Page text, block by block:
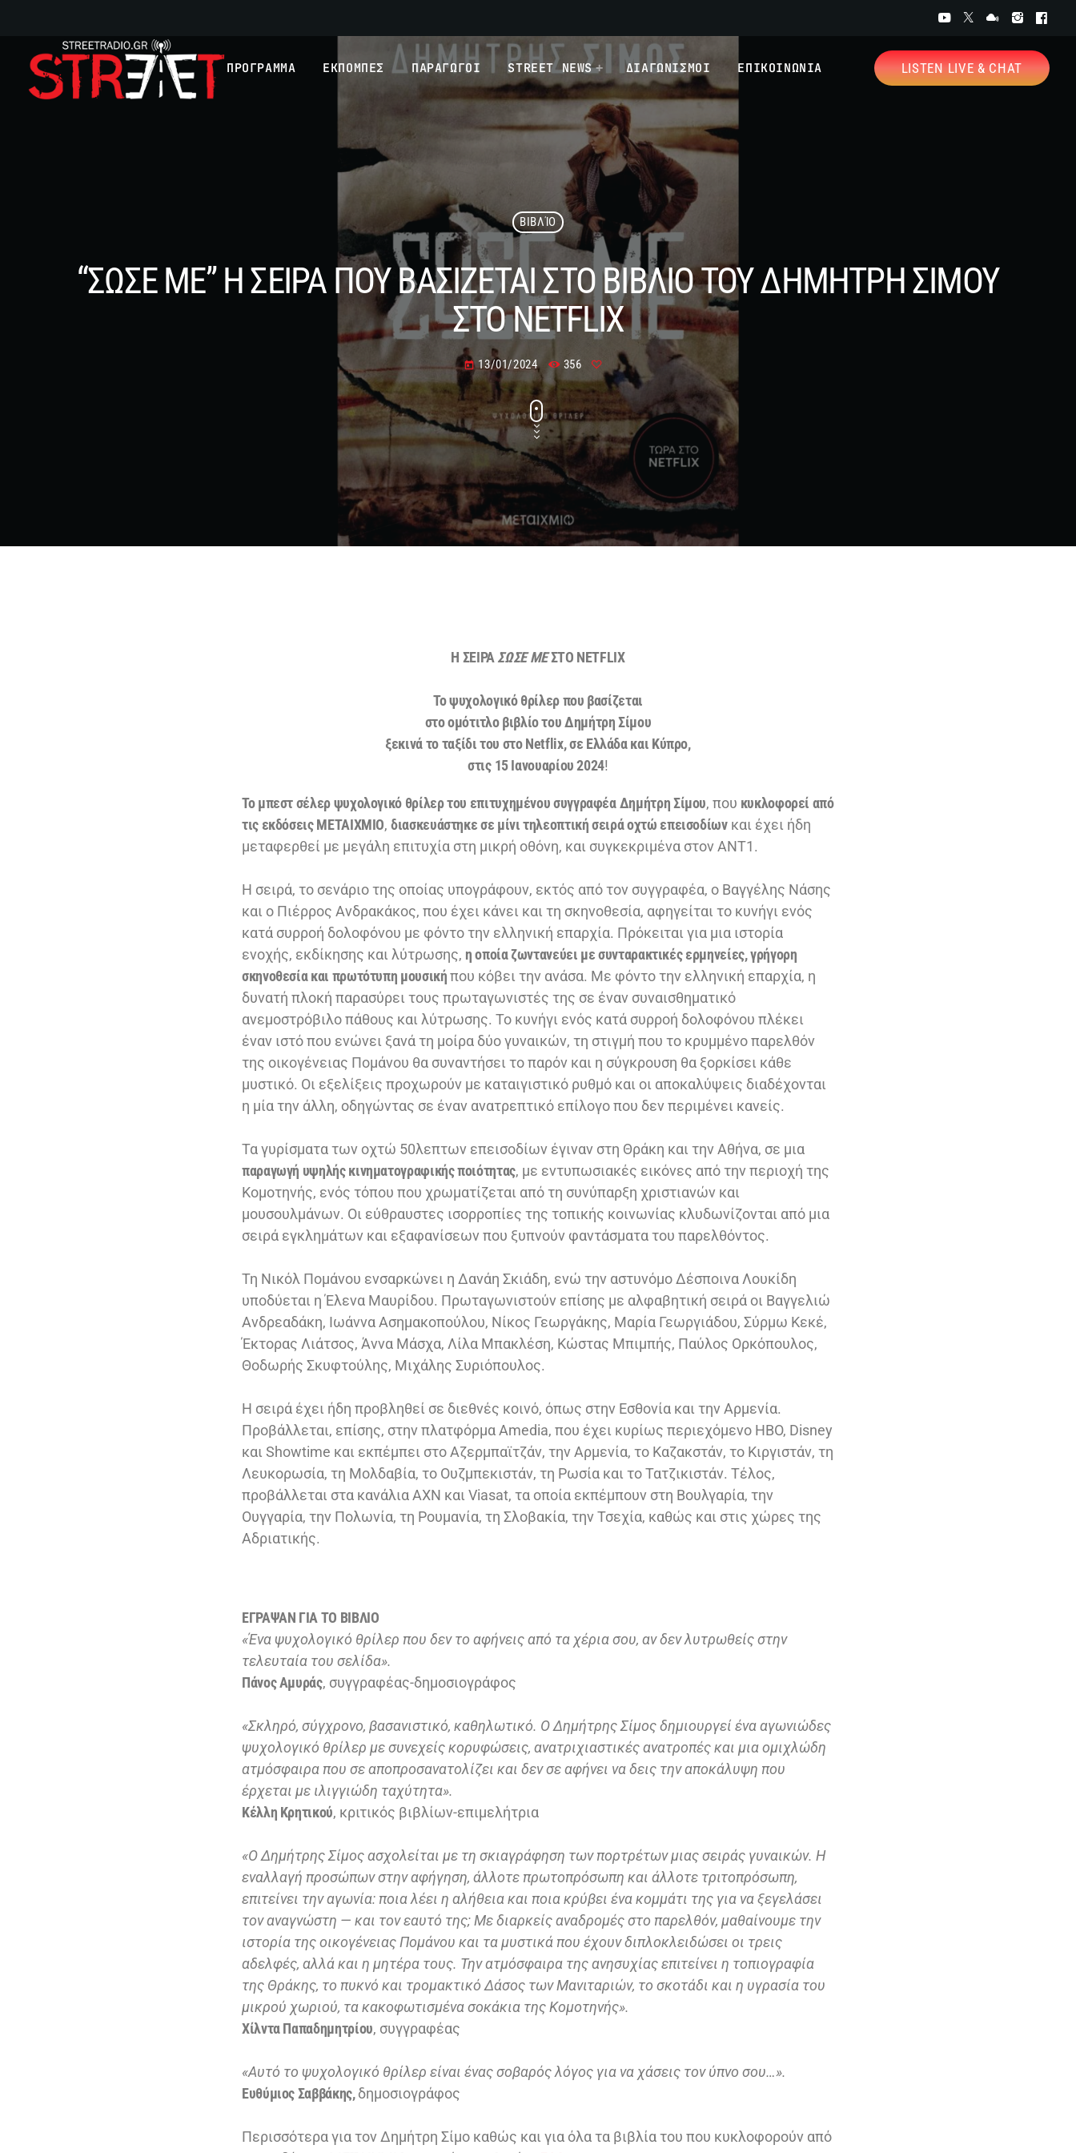
ΠΡΟΓΡΑΜΜΑ ΕΚΠΟΜΠΕΣ ΠΑΡΑΓΩΓΟΙ STREET NEWS ΔΙΑΓΩΝΙΣΜΟΙ ΕΠΙΚΟΙΝΩΝΙΑ LISTEN LIVE & CHAT
ΒΙΒΛΊΟ
“ΣΩΣΕ ΜΕ” Η ΣΕΙΡΑ ΠΟΥ ΒΑΣΙΖΕΤΑΙ ΣΤΟ ΒΙΒΛΙΟ ΤΟΥ ΔΗΜΗΤΡΗ ΣΙΜΟΥ
ΣΤΟ NETFLIX
today 13/01/2024 356
Η ΣΕΙΡΑ ΣΩΣΕ ΜΕΣΤΟ NETFLIX
Το ψυχολογικό θρίλερ που βασίζεται
στο ομότιτλο βιβλίο του Δημήτρη Σίμου
ξεκινά το ταξίδι του στο Netflix, σε Ελλάδα και Κύπρο,
στις 15 Ιανουαρίου 2024!
Το μπεστ σέλερ ψυχολογικό θρίλερ του επιτυχημένου συγγραφέα Δημήτρη Σίμου, που κυκλοφορεί από
τις εκδόσεις ΜΕΤΑΙΧΜΙΟ,διασκευάστηκε σε μίνι τηλεοπτική σειρά οχτώ επεισοδίωνκαι έχει ήδη
μεταφερθεί με μεγάλη επιτυχία στη μικρή οθόνη, και συγκεκριμένα στον ΑΝΤ1.
Η σειρά, το σενάριο της οποίας υπογράφουν, εκτός από τον συγγραφέα, ο Βαγγέλης Νάσης
και ο Πιέρρος Ανδρακάκος, που έχει κάνει και τη σκηνοθεσία, αφηγείται το κυνήγι ενός
κατά συρροή δολοφόνου με φόντο την ελληνική επαρχία. Πρόκειται για μια ιστορία
ενοχής, εκδίκησης και λύτρωσης, η οποία ζωντανεύει με συνταρακτικές ερμηνείες, γρήγορη
σκηνοθεσία και πρωτότυπη μουσικήπου κόβει την ανάσα. Με φόντο την ελληνική επαρχία, η
δυνατή πλοκή παρασύρει τους πρωταγωνιστές της σε έναν συναισθηματικό
ανεμοστρόβιλο πάθους και λύτρωσης. Το κυνήγι ενός κατά συρροή δολοφόνου πλέκει
έναν ιστό που ενώνει ξανά τη μοίρα δύο γυναικών, τη στιγμή που το κρυμμένο παρελθόν
της οικογένειας Πομάνου θα συναντήσει το παρόν και η σύγκρουση θα ξορκίσει κάθε
μυστικό. Οι εξελίξεις προχωρούν με καταιγιστικό ρυθμό και οι αποκαλύψεις διαδέχονται
η μία την άλλη, οδηγώντας σε έναν ανατρεπτικό επίλογο που δεν περιμένει κανείς.
Τα γυρίσματα των οχτώ 50λεπτων επεισοδίων έγιναν στη Θράκη και την Αθήνα, σε μια
παραγωγή υψηλής κινηματογραφικής ποιότητας, με εντυπωσιακές εικόνες από την περιοχή της
Κομοτηνής, ενός τόπου που χρωματίζεται από τη συνύπαρξη χριστιανών και
μουσουλμάνων. Οι εύθραυστες ισορροπίες της τοπικής κοινωνίας κλυδωνίζονται από μια
σειρά εγκλημάτων και εξαφανίσεων που ξυπνούν φαντάσματα του παρελθόντος.
Τη Νικόλ Πομάνου ενσαρκώνει η Δανάη Σκιάδη, ενώ την αστυνόμο Δέσποινα Λουκίδη
υποδύεται η Έλενα Μαυρίδου. Πρωταγωνιστούν επίσης με αλφαβητική σειρά οι Βαγγελιώ
Ανδρεαδάκη, Ιωάννα Ασημακοπούλου, Νίκος Γεωργάκης, Μαρία Γεωργιάδου, Σύρμω Κεκέ,
Έκτορας Λιάτσος, Άννα Μάσχα, Λίλα Μπακλέση, Κώστας Μπιμπής, Παύλος Ορκόπουλος,
Θοδωρής Σκυφτούλης, Μιχάλης Συριόπουλος.
Η σειρά έχει ήδη προβληθεί σε διεθνές κοινό, όπως στην Εσθονία και την Αρμενία.
Προβάλλεται, επίσης, στην πλατφόρμα Amedia, που έχει κυρίως περιεχόμενο HBO, Disney
και Showtime και εκπέμπει στο Αζερμπαϊτζάν, την Αρμενία, το Καζακστάν, το Κιργιστάν, τη
Λευκορωσία, τη Μολδαβία, το Ουζμπεκιστάν, τη Ρωσία και το Τατζικιστάν. Τέλος,
προβάλλεται στα κανάλια AXN και Viasat, τα οποία εκπέμπουν στη Βουλγαρία, την
Ουγγαρία, την Πολωνία, τη Ρουμανία, τη Σλοβακία, την Τσεχία, καθώς και στις χώρες της
Αδριατικής.
ΕΓΡΑΨΑΝ ΓΙΑ ΤΟ ΒΙΒΛΙΟ
«Ένα ψυχολογικό θρίλερ που δεν το αφήνεις από τα χέρια σου, αν δεν λυτρωθείς στην
τελευταία του σελίδα».
Πάνος Αμυράς, συγγραφέας-δημοσιογράφος
«Σκληρό, σύγχρονο, βασανιστικό, καθηλωτικό. Ο Δημήτρης Σίμος δημιουργεί ένα αγωνιώδες
ψυχολογικό θρίλερ με συνεχείς κορυφώσεις, ανατριχιαστικές ανατροπές και μια ομιχλώδη
ατμόσφαιρα που σε αποπροσανατολίζει και δεν σε αφήνει να δεις την αποκάλυψη που
έρχεται με ιλιγγιώδη ταχύτητα».
Κέλλη Κρητικού, κριτικός βιβλίων-επιμελήτρια
«Ο Δημήτρης Σίμος ασχολείται με τη σκιαγράφηση των πορτρέτων μιας σειράς γυναικών. Η
εναλλαγή προσώπων στην αφήγηση, άλλοτε πρωτοπρόσωπη και άλλοτε τριτοπρόσωπη,
επιτείνει την αγωνία: ποια λέει η αλήθεια και ποια κρύβει ένα κομμάτι της για να ξεγελάσει
τον αναγνώστη — και τον εαυτό της; Με διαρκείς αναδρομές στο παρελθόν, μαθαίνουμε την
ιστορία της οικογένειας Πομάνου και τα μυστικά που έχουν διπλοκλειδώσει οι τρεις
αδελφές, αλλά και η μητέρα τους. Την ατμόσφαιρα της ανησυχίας επιτείνει η τοπιογραφία
της Θράκης, το πυκνό και τρομακτικό Δάσος των Μανιταριών, το σκοτάδι και η υγρασία του
μικρού χωριού, τα κακοφωτισμένα σοκάκια της Κομοτηνής».
Χίλντα Παπαδημητρίου, συγγραφέας
«Αυτό το ψυχολογικό θρίλερ είναι ένας σοβαρός λόγος για να χάσεις τον ύπνο σου…».
Ευθύμιος Σαββάκης,δημοσιογράφος
Περισσότερα για τον Δημήτρη Σίμο καθώς και για όλα τα βιβλία του που κυκλοφορούν από